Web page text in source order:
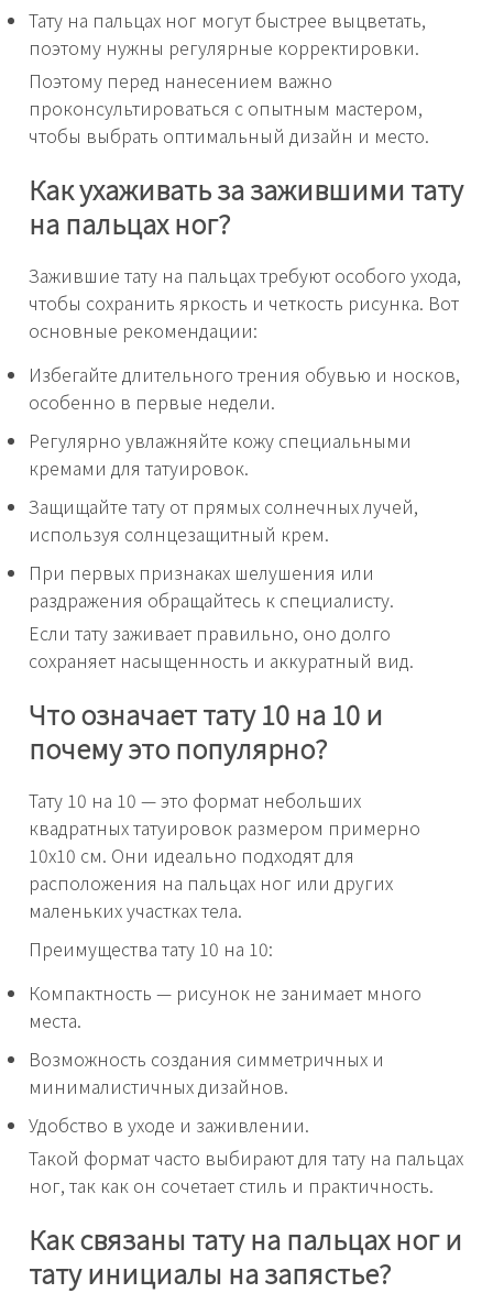
Тату на пальцах ног могут быстрее выцветать,
поэтому нужны регулярные корректировки.
Поэтому перед нанесением важно
проконсультироваться с опытным мастером,
чтобы выбрать оптимальный дизайн и место.
Как ухаживать за зажившими тату
на пальцах ног?
Зажившие тату на пальцах требуют особого ухода,
чтобы сохранить яркость и четкость рисунка. Вот
основные рекомендации:
Избегайте длительного трения обувью и носков,
особенно в первые недели.
Регулярно увлажняйте кожу специальными
кремами для татуировок.
Защищайте тату от прямых солнечных лучей,
используя солнцезащитный крем.
При первых признаках шелушения или
раздражения обращайтесь к специалисту.
Если тату заживает правильно, оно долго
сохраняет насыщенность и аккуратный вид.
Что означает тату 10 на 10 и
почему это популярно?
Тату 10 на 10 — это формат небольших
квадратных татуировок размером примерно
10х10 см. Они идеально подходят для
расположения на пальцах ног или других
маленьких участках тела.
Преимущества тату 10 на 10:
Компактность — рисунок не занимает много
места.
Возможность создания симметричных и
минималистичных дизайнов.
Удобство в уходе и заживлении.
Такой формат часто выбирают для тату на пальцах
ног, так как он сочетает стиль и практичность.
Как связаны тату на пальцах ног и
тату инициалы на запястье?